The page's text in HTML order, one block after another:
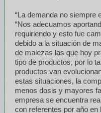
“La demanda no siempre
“Nos adecuamos
requiriendo y esto fue
debido a la situación de
de malezas las que hoy
tipo de productos, por lo
productos van
estas situaciones, la
menos dosis y mayores
empresa se encuentra
con referentes por año